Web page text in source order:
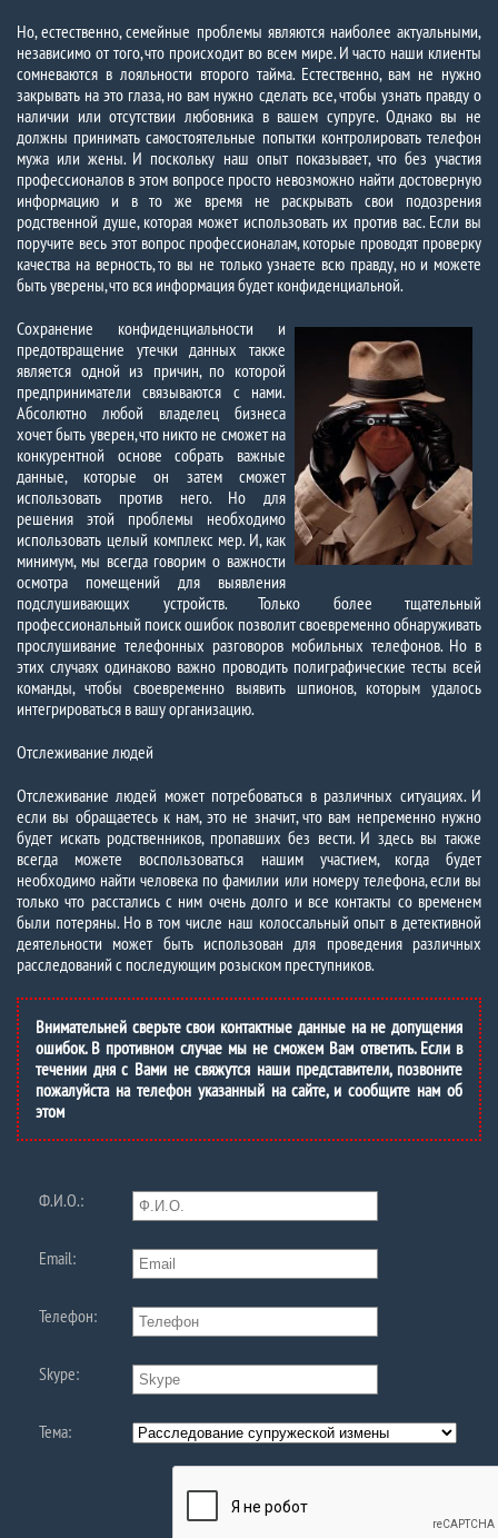
Но, естественно, семейные проблемы являются наиболее актуальными,
независимо от того, что происходит во всем мире. И часто наши клиенты
сомневаются в лояльности второго тайма. Естественно, вам не нужно
закрывать на это глаза, но вам нужно сделать все, чтобы узнать правду о
наличии или отсутствии любовника в вашем супруге. Однако вы не
должны принимать самостоятельные попытки контролировать телефон
мужа или жены. И поскольку наш опыт показывает, что без участия
профессионалов в этом вопросе просто невозможно найти достоверную
информацию и в то же время не раскрывать свои подозрения
родственной душе, которая может использовать их против вас. Если вы
поручите весь этот вопрос профессионалам, которые проводят проверку
качества на верность, то вы не только узнаете всю правду, но и можете
быть уверены, что вся информация будет конфиденциальной.
Сохранение конфиденциальности и
предотвращение утечки данных также
является одной из причин, по которой
предприниматели связываются с нами.
Абсолютно любой владелец бизнеса
хочет быть уверен, что никто не сможет на
конкурентной основе собрать важные
данные, которые он затем сможет
использовать против него. Но для
решения этой проблемы необходимо
использовать целый комплекс мер. И, как
минимум, мы всегда говорим о важности
осмотра помещений для выявления
подслушивающих устройств. Только более тщательный
профессиональный поиск ошибок позволит своевременно обнаруживать
прослушивание телефонных разговоров мобильных телефонов. Но в
этих случаях одинаково важно проводить полиграфические тесты всей
команды, чтобы своевременно выявить шпионов, которым удалось
интегрироваться в вашу организацию.
Отслеживание людей
Отслеживание людей может потребоваться в различных ситуациях. И
если вы обращаетесь к нам, это не значит, что вам непременно нужно
будет искать родственников, пропавших без вести. И здесь вы также
всегда можете воспользоваться нашим участием, когда будет
необходимо найти человека по фамилии или номеру телефона, если вы
только что расстались с ним очень долго и все контакты со временем
были потеряны. Но в том числе наш колоссальный опыт в детективной
деятельности может быть использован для проведения различных
расследований с последующим розыском преступников.
Внимательней сверьте свои контактные данные на не допущения
ошибок. В противном случае мы не сможем Вам ответить. Если в
течении дня с Вами не свяжутся наши представители, позвоните
пожалуйста на телефон указанный на сайте, и сообщите нам об
этом
Ф.И.О.:
Email:
Телефон:
Skype:
Тема: